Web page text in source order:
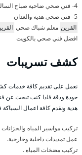
4- فني صحي ضاحية صباح السالم
5- فني صحي هدية والعدان
القرين معلم شباك صحي
افضل فني صحي بالكويت
كشف تسريبات
نعمل على تقديم كافة خدمات
جودة ودقة فاذا كنت تبحث عن
هدية ونقدم كافة اعمال
تركيب مواسير المياه
عمل تمديدات داخلية وخارجية.
تركيب مضخات المياه .